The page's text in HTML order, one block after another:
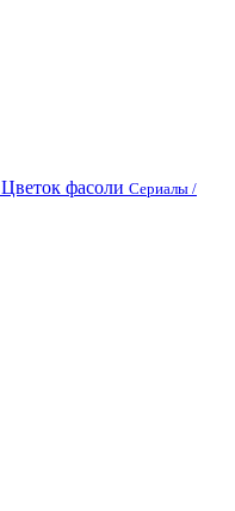
Цветок фасоли Сериалы /